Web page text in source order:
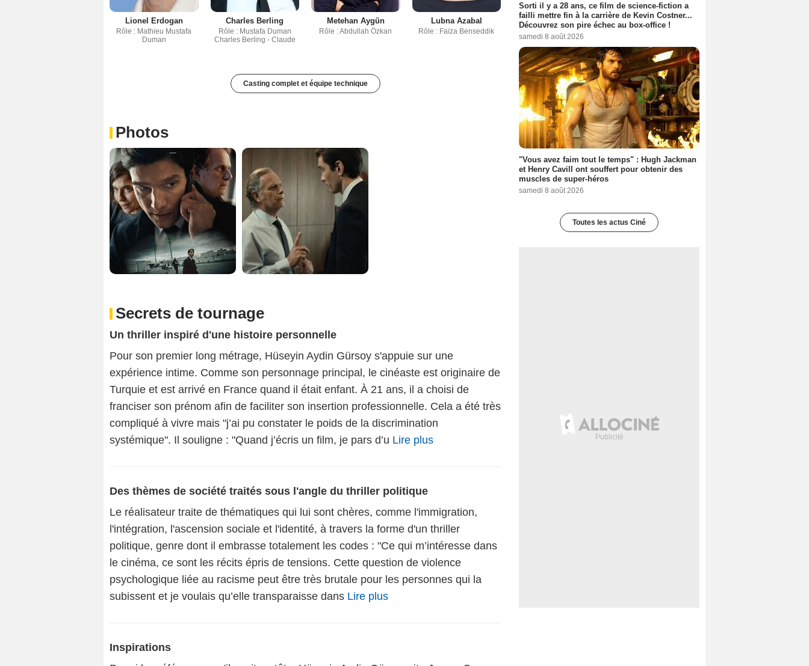
Lionel Erdogan
Rôle : Mathieu Mustafa
Duman
Charles Berling
Rôle : Mustafa Duman
Charles Berling - Claude
Metehan Aygün
Rôle : Abdullah Özkan
Lubna Azabal
Rôle : Faïza Benseddik
Casting complet et équipe technique
Photos
Secrets de tournage
Un thriller inspiré d'une histoire personnelle
Pour son premier long métrage, Hüseyin Aydin Gürsoy s'appuie sur une
expérience intime. Comme son personnage principal, le cinéaste est originaire de
Turquie et est arrivé en France quand il était enfant. À 21 ans, il a choisi de
franciser son prénom afin de faciliter son insertion professionnelle. Cela a été très
compliqué à vivre mais "j’ai pu constater le poids de la discrimination
systémique". Il souligne : "Quand j’écris un film, je pars d’u Lire plus
Des thèmes de société traités sous l'angle du thriller politique
Le réalisateur traite de thématiques qui lui sont chères, comme l'immigration,
l'intégration, l'ascension sociale et l'identité, à travers la forme d'un thriller
politique, genre dont il embrasse totalement les codes : "Ce qui m’intéresse dans
le cinéma, ce sont les récits épris de tensions. Cette question de violence
psychologique liée au racisme peut être très brutale pour les personnes qui la
subissent et je voulais qu’elle transparaisse dans Lire plus
Inspirations
Sorti il y a 28 ans, ce film de science-fiction a
failli mettre fin à la carrière de Kevin Costner...
Découvrez son pire échec au box-office !
samedi 8 août 2026
"Vous avez faim tout le temps" : Hugh Jackman
et Henry Cavill ont souffert pour obtenir des
muscles de super-héros
samedi 8 août 2026
Toutes les actus Ciné